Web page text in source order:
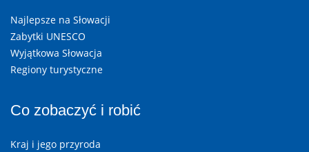
Najlepsze na Słowacji
Zabytki UNESCO
Wyjątkowa Słowacja
Regiony turystyczne
Co zobaczyć i robić
Kraj i jego przyroda